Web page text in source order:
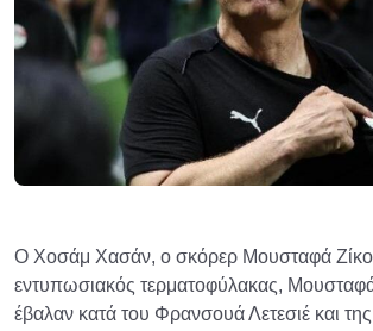
Ο Χοσάμ Χασάν, ο σκόρερ Μουσταφά Ζίκο
εντυπωσιακός τερματοφύλακας,
έβαλαν κατά του Φρανσουά Λετεσιέ και